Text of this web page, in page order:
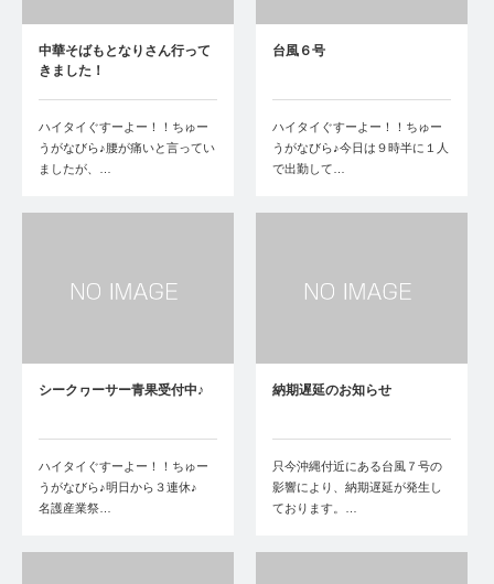
中華そばもとなりさん行って
きました！
ハイタイぐすーよー！！ちゅー
うがなびら♪腰が痛いと言ってい
ましたが、…
台風６号
ハイタイぐすーよー！！ちゅー
うがなびら♪今日は９時半に１人
で出勤して…
シークヮーサー青果受付中♪
ハイタイぐすーよー！！ちゅー
うがなびら♪明日から３連休♪
名護産業祭…
納期遅延のお知らせ
只今沖縄付近にある台風７号の
影響により、納期遅延が発生し
ております。…